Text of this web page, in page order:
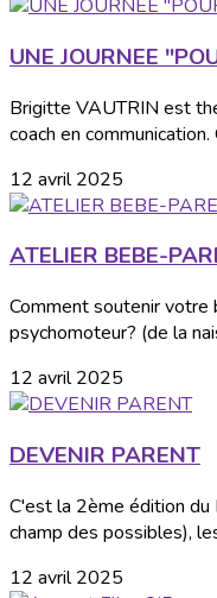
UNE JOURNEE
Brigitte VAUTRIN est
coach en communication.
12 avril 2025
ATELIER BEBE-
Comment soutenir
psychomoteur? (de la
12 avril 2025
DEVENIR PARENT
C'est la 2ème édition
champ des possibles),
12 avril 2025